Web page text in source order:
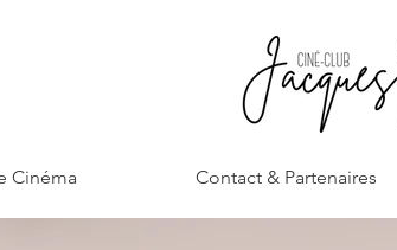
Cinéma Contact & Partenaires